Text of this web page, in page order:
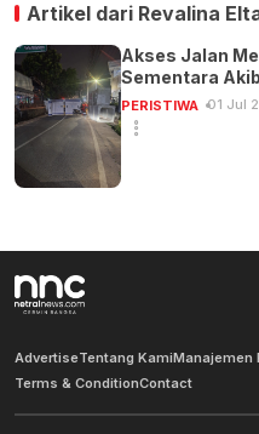
Artikel dari Revalina
Akses Jalan
Sementara
PERISTIWA 01 Jul
AdvertiseTentang KamiManajemen
Terms & ConditionContact